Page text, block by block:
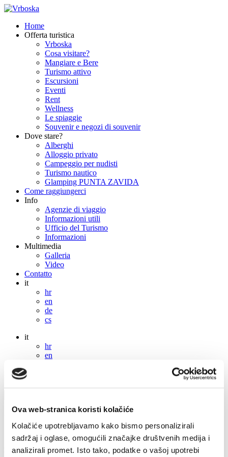
Ova web-stranica koristi kolačiće
Kolačiće upotrebljavamo kako bismo personalizirali
sadržaj i oglase, omogućili značajke društvenih medija i
analizirali promet. Isto tako, podatke o vašoj upotrebi
Home
Offerta turistica
Vrboska
Cosa visitare?
Mangiare e Bere
Turismo attivo
Escursioni
Eventi
Rent
Wellness
Le spiaggie
Souvenir e negozi di souvenir
Dove stare?
Alberghi
Alloggio privato
Campeggio per nudisti
Turismo nautico
Glamping PUNTA ZAVIDA
Come raggiungerci
Info
Agenzie di viaggio
Informazioni utili
Ufficio del Turismo
Informazioni
Multimedia
Galleria
Video
Contatto
it
hr
en
de
cs
it
hr
en
Ufficio del Turismo
Associazione comunale per il turismo Vrboska
Vrboska 404